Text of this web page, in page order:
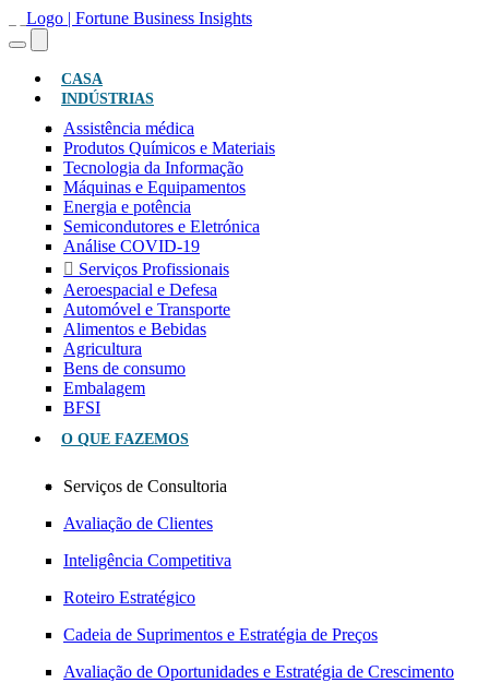
CASA
INDÚSTRIAS
Assistência médica
Produtos Químicos e Materiais
Tecnologia da Informação
Máquinas e Equipamentos
Energia e potência
Semicondutores e Eletrónica
Análise COVID-19
Serviços Profissionais
Aeroespacial e Defesa
Automóvel e Transporte
Alimentos e Bebidas
Agricultura
Bens de consumo
Embalagem
BFSI
O QUE FAZEMOS
Serviços de Consultoria
Avaliação de Clientes
Inteligência Competitiva
Roteiro Estratégico
Cadeia de Suprimentos e Estratégia de Preços
Avaliação de Oportunidades e Estratégia de Crescimento